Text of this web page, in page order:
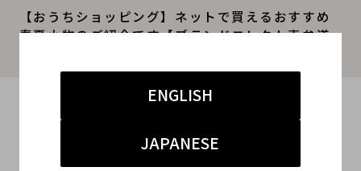
ENGLISH
JAPANESE
【おうちショッピング】ネットで買えるおすすめ
春夏小物のご紹介です【ブランドコレクト表参道
#ネットショッピング